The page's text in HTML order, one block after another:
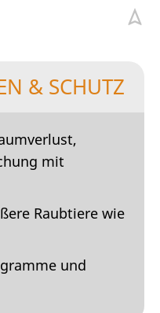
& SCHUTZ
mit
Raubtiere wie
und